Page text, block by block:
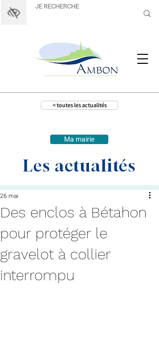
< toutes les actualités
Ma mairie
Les actualités
Des enclos à Bétahon
pour protéger le
gravelot à collier
interrompu
26 mai